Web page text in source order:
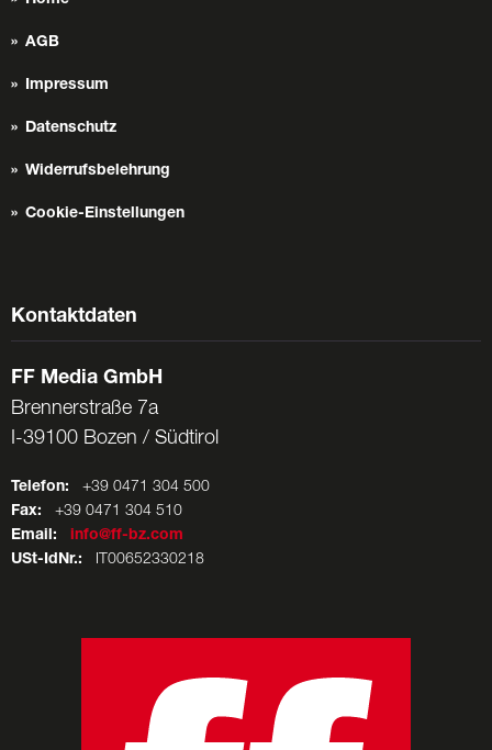
AGB
Impressum
Datenschutz
Widerrufsbelehrung
Cookie-Einstellungen
Kontaktdaten
FF Media GmbH
Brennerstraße 7a
I-39100 Bozen / Südtirol
Telefon: +39 0471 304 500
Fax: +39 0471 304 510
Email:
info@ff-bz.com
USt-IdNr.: IT00652330218